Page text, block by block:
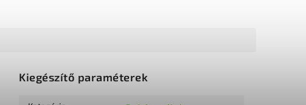
Kiegészítő paraméterek